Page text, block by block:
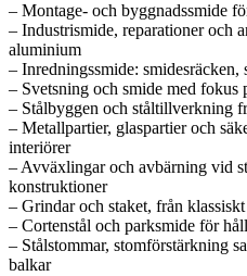
– Montage- och byggnadssmide
– Industrismide, reparationer och
aluminium
– Inredningssmide: smidesräcken,
– Svetsning och smide med fokus
– Stålbyggen och ståltillverkning
– Metallpartier, glaspartier och
interiörer
– Avväxlingar och avbärning vid
konstruktioner
– Grindar och staket, från
– Cortenstål och parksmide för
– Stålstommar, stomförstärkning
balkar